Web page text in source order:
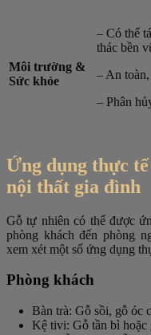
Môi trường &
Sức khỏe
– Có thể
thác bền
– An
– Phân
Ứng dụng thực
nội thất gia đình
Gỗ tự nhiên có thể được
phòng khách đến phòng
xem xét một số ứng dụng
Phòng khách
Bàn trà: Gỗ sồi, gỗ óc
Kệ tivi: Gỗ tần bì hoặc